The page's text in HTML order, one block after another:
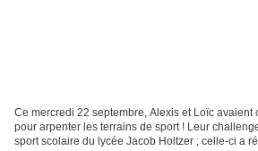
Ce mercredi 22 septembre, Alexis et Loïc avaient
pour arpenter les terrains de sport ! Leur
sport scolaire du lycée Jacob Holtzer ; celle-ci a